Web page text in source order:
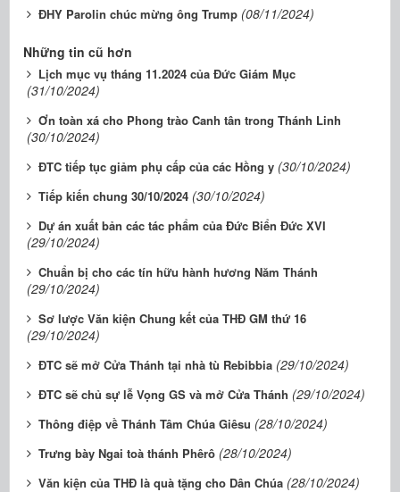
ĐHY Parolin chúc mừng ông Trump (08/11/2024)
Những tin cũ hơn
Lịch mục vụ tháng 11.2024 của Đức Giám Mục
(31/10/2024)
Ơn toàn xá cho Phong trào Canh tân trong Thánh Linh
(30/10/2024)
ĐTC tiếp tục giảm phụ cấp của các Hồng y (30/10/2024)
Tiếp kiến chung 30/10/2024 (30/10/2024)
Dự án xuất bản các tác phẩm của Đức Biển Đức XVI
(29/10/2024)
Chuẩn bị cho các tín hữu hành hương Năm Thánh
(29/10/2024)
Sơ lược Văn kiện Chung kết của THĐ GM thứ 16
(29/10/2024)
ĐTC sẽ mở Cửa Thánh tại nhà tù Rebibbia (29/10/2024)
ĐTC sẽ chủ sự lễ Vọng GS và mở Cửa Thánh (29/10/2024)
Thông điệp về Thánh Tâm Chúa Giêsu (28/10/2024)
Trưng bày Ngai toà thánh Phêrô (28/10/2024)
Văn kiện của THĐ là quà tặng cho Dân Chúa (28/10/2024)